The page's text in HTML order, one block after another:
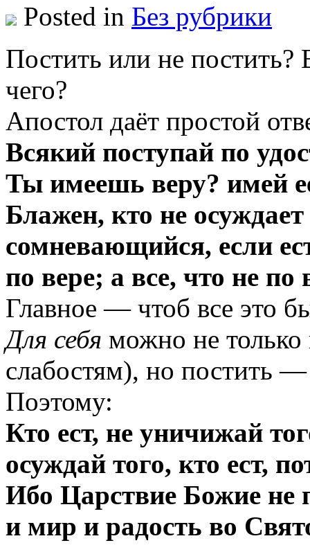
Posted in Без рубрики
Постить или не постить?
чего?
Апостол даёт простой
Всякий поступай по
Ты имеешь веру? имей
Блажен, кто не
сомневающийся, если
по вере; а все, что не по
Главное — чтоб все это
Для себя можно не только
слабостям), но постить
Поэтому:
Кто ест, не уничижай
осуждай того, кто ест,
Ибо Царствие Божие не
и мир и радость во